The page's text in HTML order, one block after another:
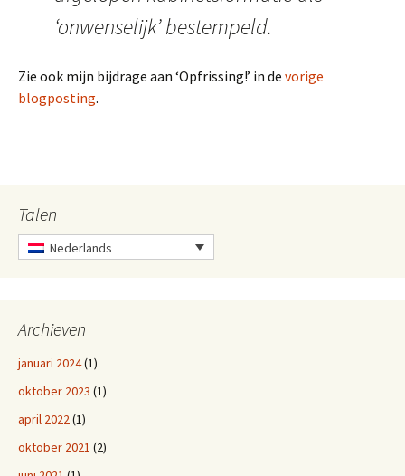
‘onwenselijk’ bestempeld.
Zie ook mijn bijdrage aan ‘Opfrissing!’ in de vorige
blogposting.
Talen
Nederlands
Archieven
januari 2024(1)
oktober 2023 (1)
april 2022 (1)
oktober 2021 (2)